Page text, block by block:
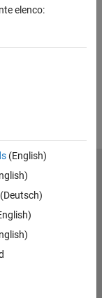
elenco:
(English)
(Deutsch)
privacy